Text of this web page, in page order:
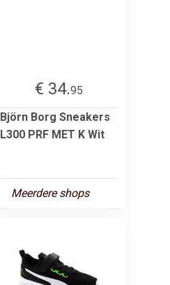
€ 34.95
Björn Borg Sneakers
L300 PRF MET K Wit
Meerdere shops